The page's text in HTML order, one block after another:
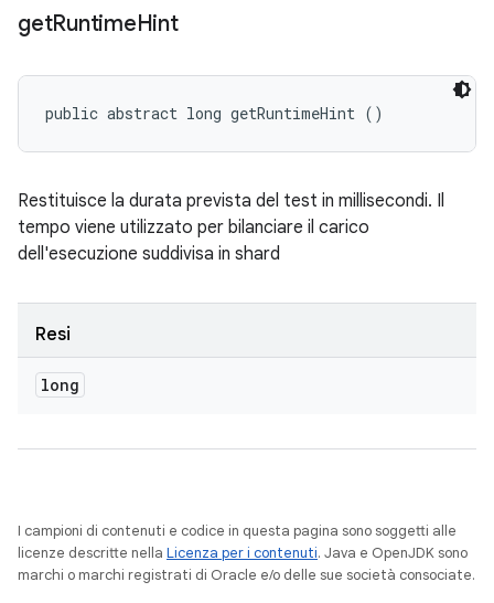
getRuntimeHint
public abstract long getRuntimeHint ()
Restituisce la durata prevista del test in millisecondi. Il
tempo viene utilizzato per bilanciare il carico
dell'esecuzione suddivisa in shard
Resi
long
I campioni di contenuti e codice in questa pagina sono soggetti alle
licenze descritte nella Licenza per i contenuti. Java e OpenJDK sono
marchi o marchi registrati di Oracle e/o delle sue società consociate.